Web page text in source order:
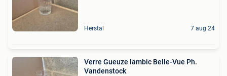
Herstal 7 aug 24
Verre Gueuze lambic Belle-Vue Ph.
Vandenstock